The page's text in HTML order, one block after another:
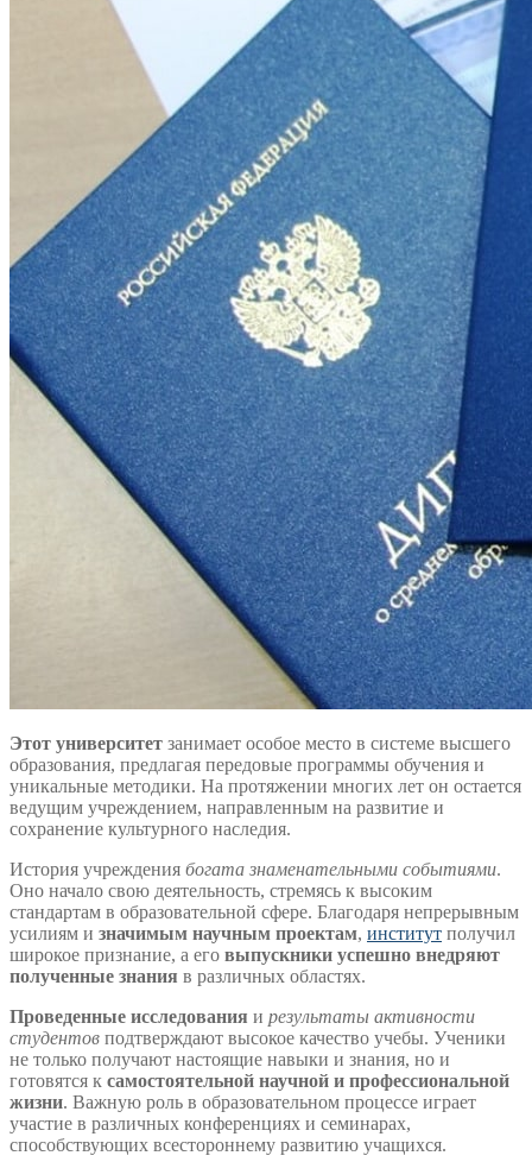
Этот университет занимает особое место в системе высшего
образования, предлагая передовые программы обучения и
уникальные методики. На протяжении многих лет он остается
ведущим учреждением, направленным на развитие и
сохранение культурного наследия.
История учреждения богата знаменательными событиями.
Оно начало свою деятельность, стремясь к высоким
стандартам в образовательной сфере. Благодаря непрерывным
усилиям и значимым научным проектам, институт получил
широкое признание, а его выпускники успешно внедряют
полученные знания в различных областях.
Проведенные исследования и результаты активности
студентов подтверждают высокое качество учебы. Ученики
не только получают настоящие навыки и знания, но и
готовятся к самостоятельной научной и профессиональной
жизни. Важную роль в образовательном процессе играет
участие в различных конференциях и семинарах,
способствующих всестороннему развитию учащихся.